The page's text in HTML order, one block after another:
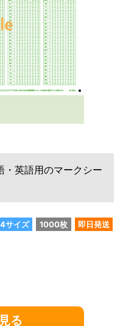
・英語用のマークシー
サイズ 1000枚 即日発送
る